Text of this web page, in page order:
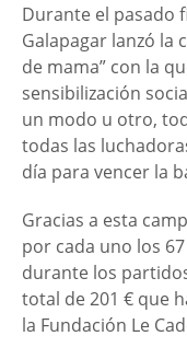
Durante el pasado
Galapagar lanzó la
de mama” con la
sensibilización
un modo u otro,
todas las
día para vencer la
Gracias a esta
por cada uno los
durante los
total de 201 € que
la Fundación Le